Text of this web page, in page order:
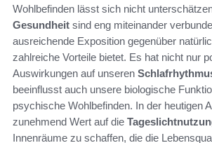
Wohlbefinden lässt sich nicht
Gesundheit sind eng miteinander
ausreichende Exposition gegenüber
zahlreiche Vorteile bietet. Es hat nicht nur
Auswirkungen auf unseren
beeinflusst auch unsere biologische
psychische Wohlbefinden. In der heutigen
zunehmend Wert auf die
Innenräume zu schaffen, die die